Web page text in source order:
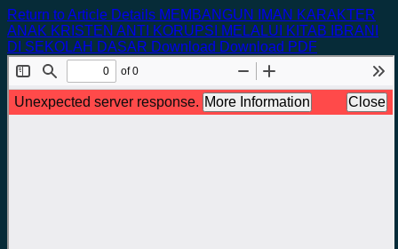
Return to Article Details MEMBANGUN IMAN KARAKTER
ANAK KRISTEN ANTI KORUPSI MELALUI KITAB IBRANI
DI SEKOLAH DASAR Download Download PDF